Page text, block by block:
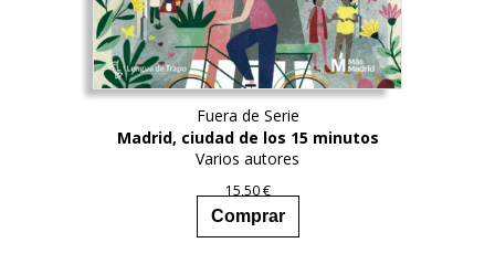
Fuera de Serie
Madrid, ciudad de los 15 minutos
Varios autores
15,50€
Comprar